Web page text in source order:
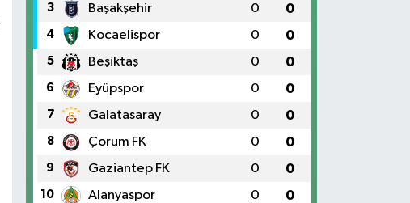
3 Başakşehir 0 0
4 Kocaelispor 0 0
5 Beşiktaş 0 0
6 Eyüpspor 0 0
7 Galatasaray 0 0
8 Çorum FK 0 0
9 Gaziantep FK 0 0
10 Alanyaspor 0 0